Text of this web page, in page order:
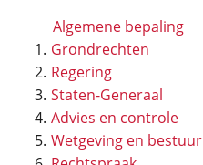
Algemene bepaling
Grondrechten
Regering
Staten-Generaal
Advies en controle
Wetgeving en bestuur